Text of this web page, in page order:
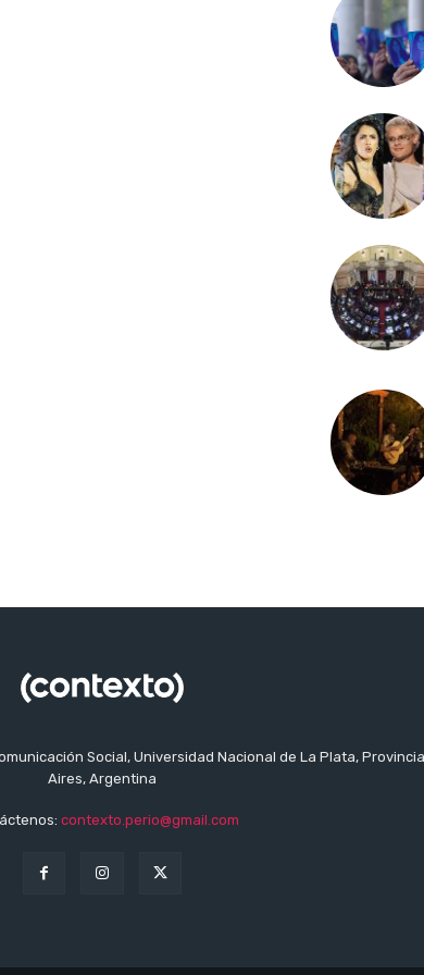
Social, Universidad Nacional de La Plata,
Aires, Argentina
contexto.perio@gmail.com